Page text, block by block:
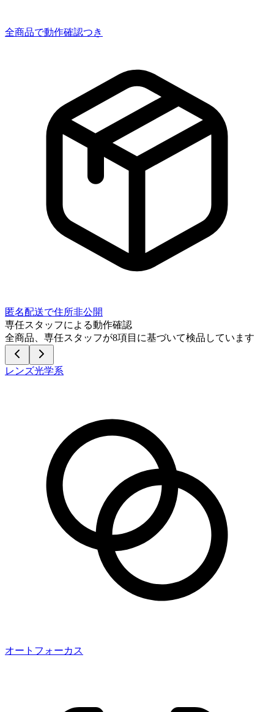
全商品で動作確認つき
匿名配送で住所非公開
専任スタッフによる動作確認
全商品、専任スタッフが8項目に基づいて検品しています
レンズ光学系
オートフォーカス